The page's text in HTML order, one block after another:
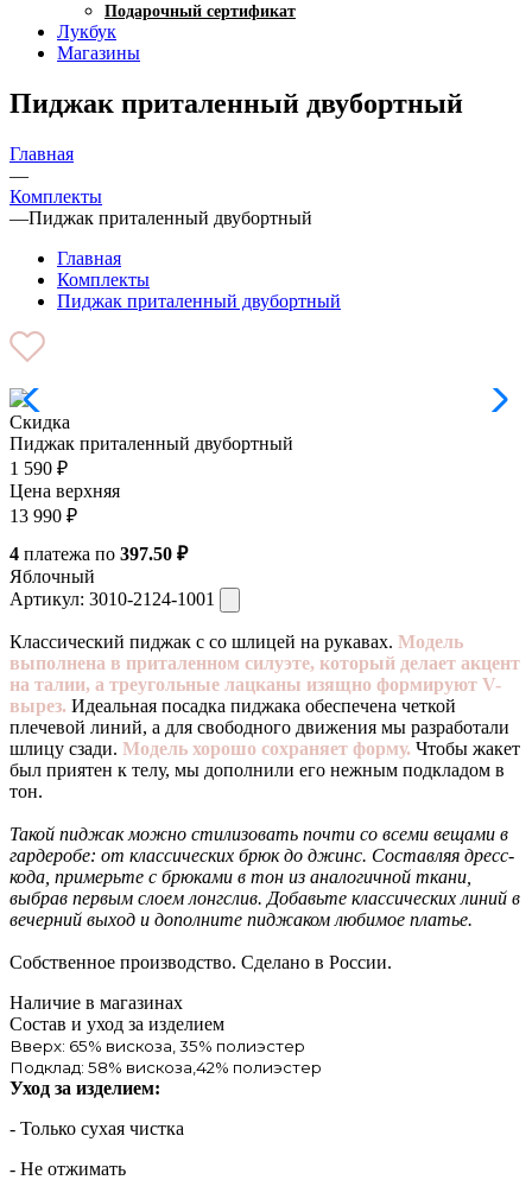
Подарочный сертификат
Лукбук
Магазины
Пиджак приталенный двубортный
Главная
—
Комплекты
—Пиджак приталенный двубортный
Главная
Комплекты
Пиджак приталенный двубортный
Скидка
Пиджак приталенный двубортный
1 590 ₽
Цена верхняя
13 990 ₽
4 платежа по 397.50 ₽
Яблочный
Артикул: 3010-2124-1001
Классический пиджак с со шлицей на рукавах. Модель
выполнена в приталенном силуэте, который делает акцент
на талии, а треугольные лацканы изящно формируют V-
вырез. Идеальная посадка пиджака обеспечена четкой
плечевой линий, а для свободного движения мы разработали
шлицу сзади. Модель хорошо сохраняет форму. Чтобы жакет
был приятен к телу, мы дополнили его нежным подкладом в
тон.
Такой пиджак можно стилизовать почти со всеми вещами в
гардеробе: от классических брюк до джинс. Составляя дресс-
кода, примерьте с брюками в тон из аналогичной ткани,
выбрав первым слоем лонгслив. Добавьте классических линий в
вечерний выход и дополните пиджаком любимое платье.
Собственное производство. Сделано в России.
Наличие в магазинах
Состав и уход за изделием
Вверх: 65% вискоза, 35% полиэстер
Подклад: 58% вискоза,42% полиэстер
Уход за изделием:
- Только сухая чистка
- Не отжимать